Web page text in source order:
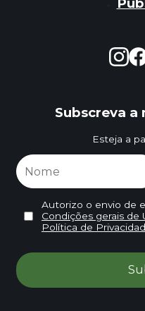
Subscreva a
Esteja a
Autorizo o envio de
Condições gerais de
Política de